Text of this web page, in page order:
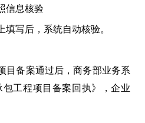
信息核验
填写后，系统自动核验。
目备案通过后，商务部业务系
工程项目备案回执》，企业